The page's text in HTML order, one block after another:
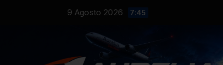
9 Agosto 2026 7:45